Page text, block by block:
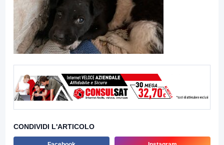
CONDIVIDI L'ARTICOLO